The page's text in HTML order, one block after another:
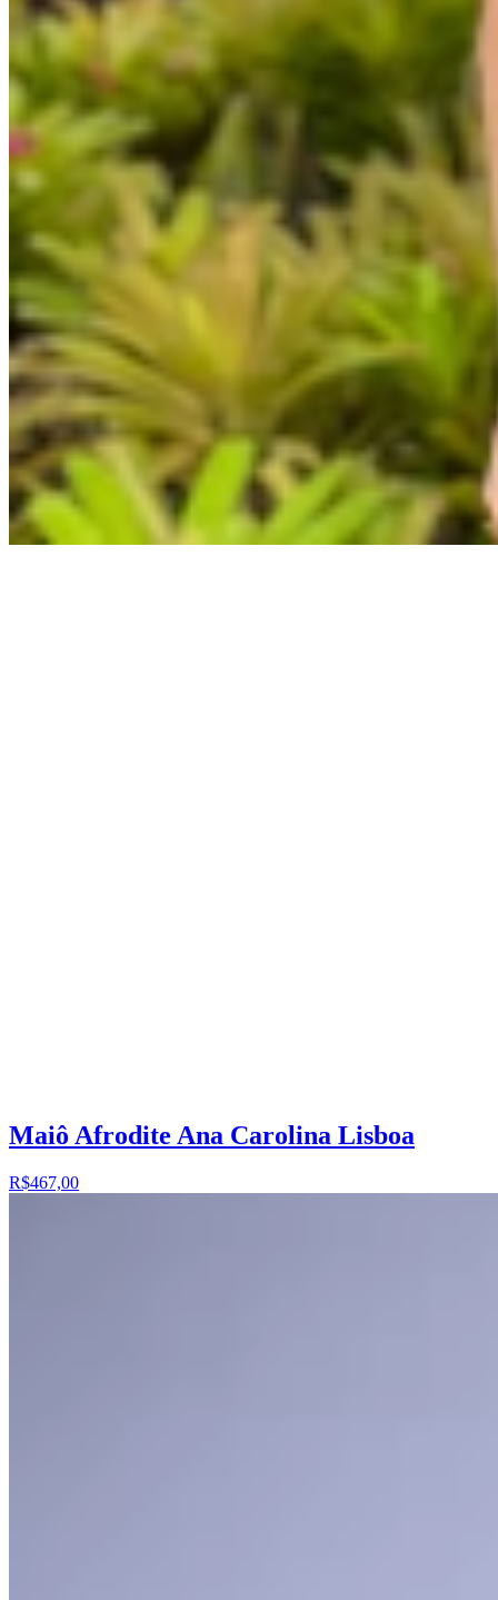
Maiô Afrodite Ana Carolina Lisboa
R$467,00